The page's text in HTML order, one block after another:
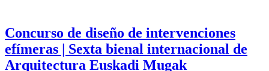
Concurso de diseño de intervenciones
efímeras | Sexta bienal internacional de
Arquitectura Euskadi Mugak